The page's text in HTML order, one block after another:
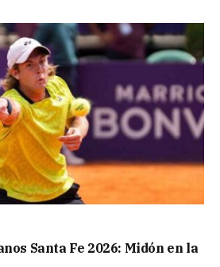
Santa Fe 2026: Midón en la